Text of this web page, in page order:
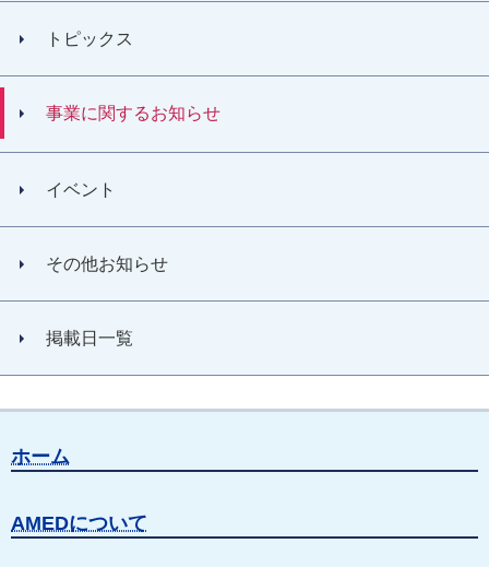
トピックス
事業に関するお知らせ
イベント
その他お知らせ
掲載日一覧
ホーム
AMEDについて